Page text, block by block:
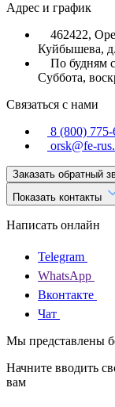
Адрес и график
462422,
Куйбышева,
По будням
Суббота,
Связаться с нами
8 (800)
orsk@fe-
Заказать обратный
Показать контакты
Написать онлайн
Telegram
WhatsApp
Вконтакте
Чат
Мы представлены
Начните вводить
вам